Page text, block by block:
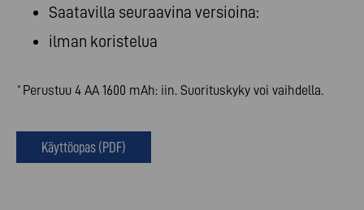
Saatavilla seuraavina versioina:
ilman koristelua
* Perustuu 4 AA 1600 mAh: iin. Suorituskyky voi vaihdella.
Käyttöopas (PDF)